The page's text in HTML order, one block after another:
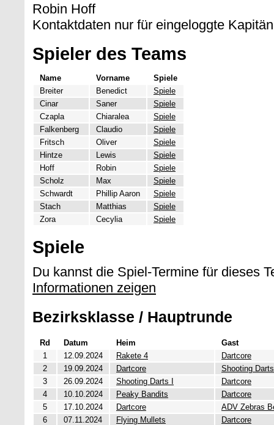
Robin Hoff
Kontaktdaten nur für eingeloggte
Spieler des Teams
Name Vorname
Spiele
Breiter
Benedict
Spiele
Cinar
Saner
Spiele
Czapla
Chiaralea
Spiele
Falkenberg
Claudio
Spiele
Fritsch
Oliver
Spiele
Hintze
Lewis
Spiele
Hoff
Robin
Spiele
Scholz
Max
Spiele
Schwardt
Phillip Aaron
Spiele
Stach
Matthias
Spiele
Zora
Cecylia Spiele
Spiele
Du kannst die Spiel-Termine für dieses
Informationen zeigen
Bezirksklasse / Hauptrunde
Rd Datum Heim
Gast
1
12.09.2024 Rakete 4
Dartcore
2
19.09.2024 Dartcore
Shooting
3
26.09.2024 Shooting Darts I
Dartcore
4
10.10.2024 Peaky Bandits
Dartcore
5
17.10.2024 Dartcore
ADV Zebras
6
07.11.2024 Flying Mullets
Dartcore